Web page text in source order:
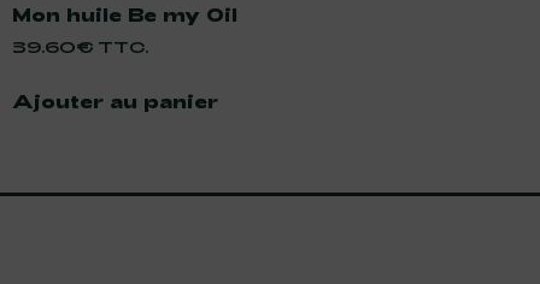
Mon huile Be my Oil
39.60€
Ajouter au panier